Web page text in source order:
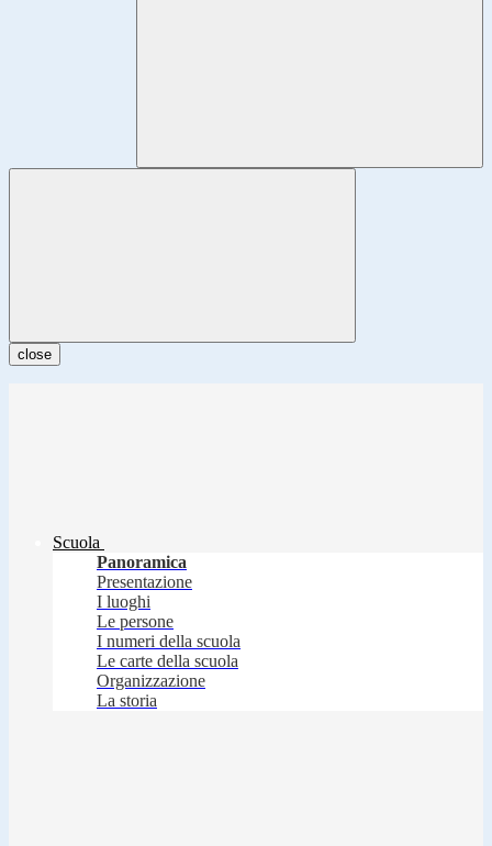
close
Scuola
Panoramica
Presentazione
I luoghi
Le persone
I numeri della scuola
Le carte della scuola
Organizzazione
La storia